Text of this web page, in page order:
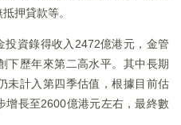
押貸款等。
資錄得收入2472億港元，金管
下歷年來第二高水平。其中長期
未計入第四季估值，根據目前估
增長至2600億港元左右，最終數